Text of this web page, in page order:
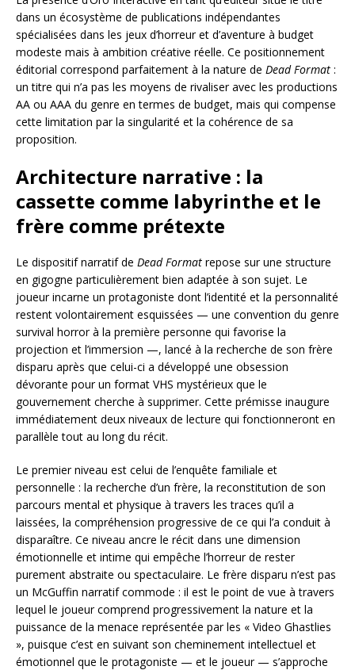
dans un écosystème de publications indépendantes
spécialisées dans les jeux d’horreur et d’aventure à budget
modeste mais à ambition créative réelle. Ce positionnement
éditorial correspond parfaitement à la nature de Dead Format :
un titre qui n’a pas les moyens de rivaliser avec les productions
AA ou AAA du genre en termes de budget, mais qui compense
cette limitation par la singularité et la cohérence de sa
proposition.
Architecture narrative : la
cassette comme labyrinthe et le
frère comme prétexte
Le dispositif narratif de Dead Format repose sur une structure
en gigogne particulièrement bien adaptée à son sujet. Le
joueur incarne un protagoniste dont l’identité et la personnalité
restent volontairement esquissées — une convention du genre
survival horror à la première personne qui favorise la
projection et l’immersion —, lancé à la recherche de son frère
disparu après que celui-ci a développé une obsession
dévorante pour un format VHS mystérieux que le
gouvernement cherche à supprimer. Cette prémisse inaugure
immédiatement deux niveaux de lecture qui fonctionneront en
parallèle tout au long du récit.
Le premier niveau est celui de l’enquête familiale et
personnelle : la recherche d’un frère, la reconstitution de son
parcours mental et physique à travers les traces qu’il a
laissées, la compréhension progressive de ce qui l’a conduit à
disparaître. Ce niveau ancre le récit dans une dimension
émotionnelle et intime qui empêche l’horreur de rester
purement abstraite ou spectaculaire. Le frère disparu n’est pas
un McGuffin narratif commode : il est le point de vue à travers
lequel le joueur comprend progressivement la nature et la
puissance de la menace représentée par les « Video Ghastlies
», puisque c’est en suivant son cheminement intellectuel et
émotionnel que le protagoniste — et le joueur — s’approche